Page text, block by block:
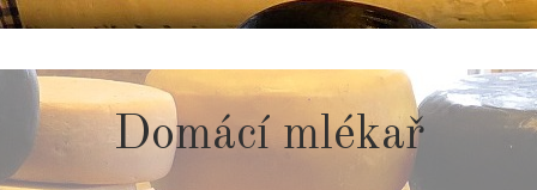
to
content
Domácí mlékař